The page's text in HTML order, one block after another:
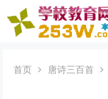
首页 唐诗三百首